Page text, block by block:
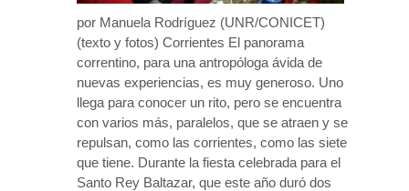
por Manuela Rodríguez (UNR/CONICET)
(texto y fotos) Corrientes El panorama
correntino, para una antropóloga ávida de
nuevas experiencias, es muy generoso. Uno
llega para conocer un rito, pero se encuentra
con varios más, paralelos, que se atraen y se
repulsan, como las corrientes, como las siete
que tiene. Durante la fiesta celebrada para el
Santo Rey Baltazar, que este año duró dos